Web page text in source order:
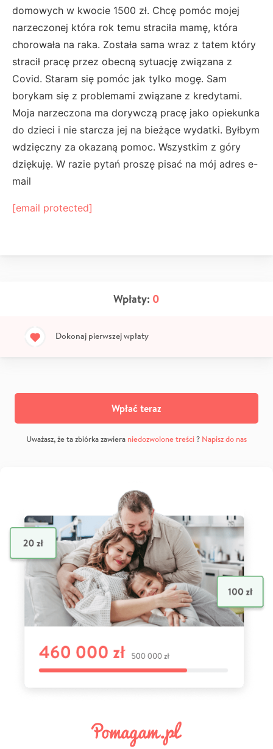
domowych w kwocie 1500 zł. Chcę pomóc mojej
narzeczonej która rok temu straciła mamę, która
chorowała na raka. Została sama wraz z tatem który
stracił pracę przez obecną sytuację związana z
Covid. Staram się pomóc jak tylko mogę. Sam
borykam się z problemami związane z kredytami.
Moja narzeczona ma dorywczą pracę jako opiekunka
do dzieci i nie starcza jej na bieżące wydatki. Byłbym
wdzięczny za okazaną pomoc. Wszystkim z góry
dziękuję. W razie pytań proszę pisać na mój adres e-
mail
[email protected]
Wpłaty: 0
Dokonaj pierwszej wpłaty
Wpłać teraz
Uważasz, że ta zbiórka zawiera niedozwolone treści? Napisz do nas